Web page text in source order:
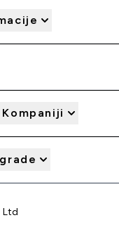
Ltd